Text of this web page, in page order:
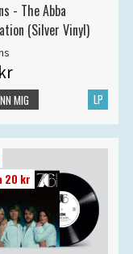
- The Abba
(Silver Vinyl)
LP
MIG
20 kr